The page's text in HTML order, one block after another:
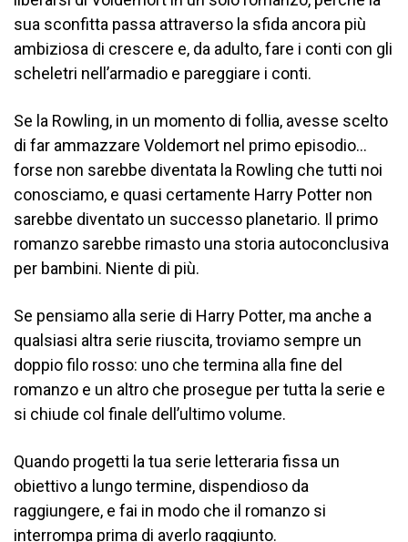
sua sconfitta passa attraverso la sfida ancora più
ambiziosa di crescere e, da adulto, fare i conti con gli
scheletri nell’armadio e pareggiare i conti.
Se la Rowling, in un momento di follia, avesse scelto
di far ammazzare Voldemort nel primo episodio…
forse non sarebbe diventata la Rowling che tutti noi
conosciamo, e quasi certamente Harry Potter non
sarebbe diventato un successo planetario. Il primo
romanzo sarebbe rimasto una storia autoconclusiva
per bambini. Niente di più.
Se pensiamo alla serie di Harry Potter, ma anche a
qualsiasi altra serie riuscita, troviamo sempre un
doppio filo rosso: uno che termina alla fine del
romanzo e un altro che prosegue per tutta la serie e
si chiude col finale dell’ultimo volume.
Quando progetti la tua serie letteraria fissa un
obiettivo a lungo termine, dispendioso da
raggiungere, e fai in modo che il romanzo si
interrompa prima di averlo raggiunto.